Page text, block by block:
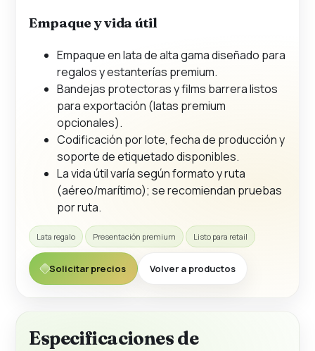
Empaque y vida útil
Empaque en lata de alta gama diseñado para
regalos y estanterías premium.
Bandejas protectoras y films barrera listos
para exportación (latas premium
opcionales).
Codificación por lote, fecha de producción y
soporte de etiquetado disponibles.
La vida útil varía según formato y ruta
(aéreo/marítimo); se recomiendan pruebas
por ruta.
Lata regalo Presentación premium Listo para retail
Solicitar precios Volver a productos
Especificaciones de